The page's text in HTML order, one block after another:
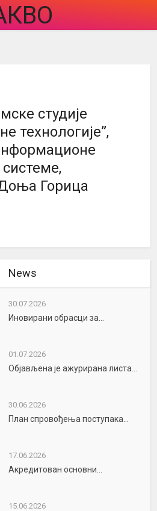
студије
технологије”,
системе,
Горица
News
30.07.2026
Иновирани обрасци за...
01.07.2026
Објављена је ажурирана листа...
30.06.2026
План спровођења поступака...
17.06.2026
Акредитован основни...
15.06.2026